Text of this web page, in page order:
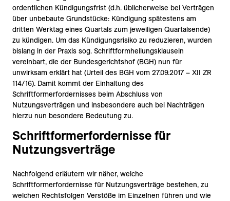
ordentlichen Kündigungsfrist (d.h. üblicherweise bei Verträgen
über unbebaute Grundstücke: Kündigung spätestens am
dritten Werktag eines Quartals zum jeweiligen Quartalsende)
zu kündigen. Um das Kündigungsrisiko zu reduzieren, wurden
bislang in der Praxis sog. Schriftformheilungsklauseln
vereinbart, die der Bundesgerichtshof (BGH) nun für
unwirksam erklärt hat (Urteil des BGH vom 27.09.2017 – XII ZR
114/16). Damit kommt der Einhaltung des
Schriftformerfordernisses beim Abschluss von
Nutzungsverträgen und insbesondere auch bei Nachträgen
hierzu nun besondere Bedeutung zu.
Schriftformerfordernisse für
Nutzungsverträge
Nachfolgend erläutern wir näher, welche
Schriftformerfordernisse für Nutzungsverträge bestehen, zu
welchen Rechtsfolgen Verstöße im Einzelnen führen und wie